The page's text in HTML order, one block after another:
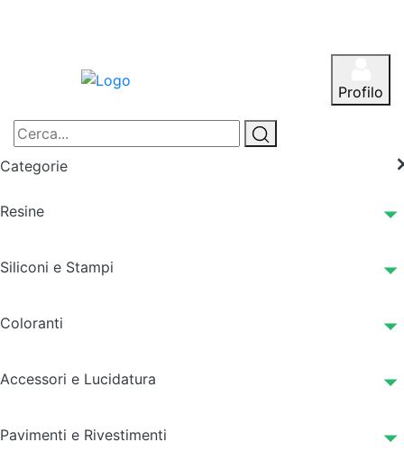
Profilo
Categorie
Resine
Siliconi e Stampi
Coloranti
Accessori e Lucidatura
Pavimenti e Rivestimenti